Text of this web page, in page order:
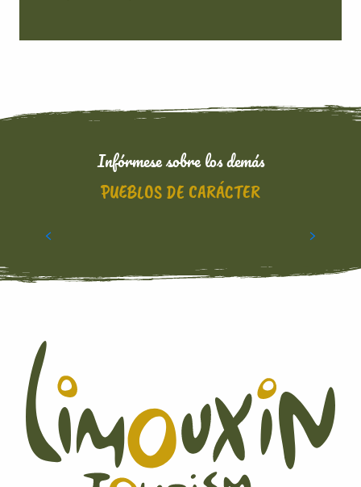
Infórmese sobre los demás
PUEBLOS DE CARÁCTER